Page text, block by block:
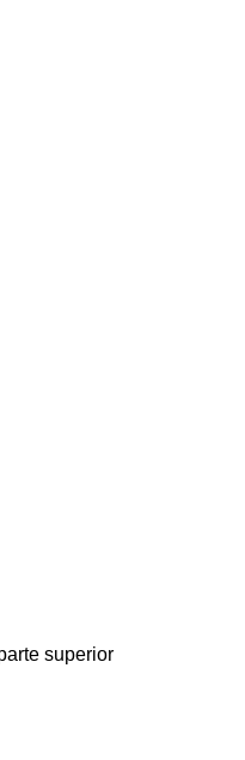
superior